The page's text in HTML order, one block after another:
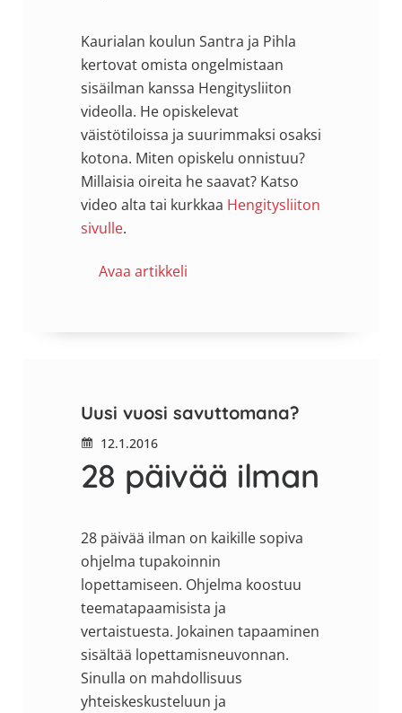
Kaurialan koulun Santra ja Pihla
kertovat omista ongelmistaan
sisäilman kanssa Hengitysliiton
videolla. He opiskelevat
väistötiloissa ja suurimmaksi osaksi
kotona. Miten opiskelu onnistuu?
Millaisia oireita he saavat? Katso
video alta tai kurkkaa Hengitysliiton
sivulle.
Avaa artikkeli
Uusi vuosi savuttomana?
12.1.2016
28 päivää ilman
28 päivää ilman on kaikille sopiva
ohjelma tupakoinnin
lopettamiseen. Ohjelma koostuu
teematapaamisista ja
vertaistuesta. Jokainen tapaaminen
sisältää lopettamisneuvonnan.
Sinulla on mahdollisuus
yhteiskeskusteluun ja